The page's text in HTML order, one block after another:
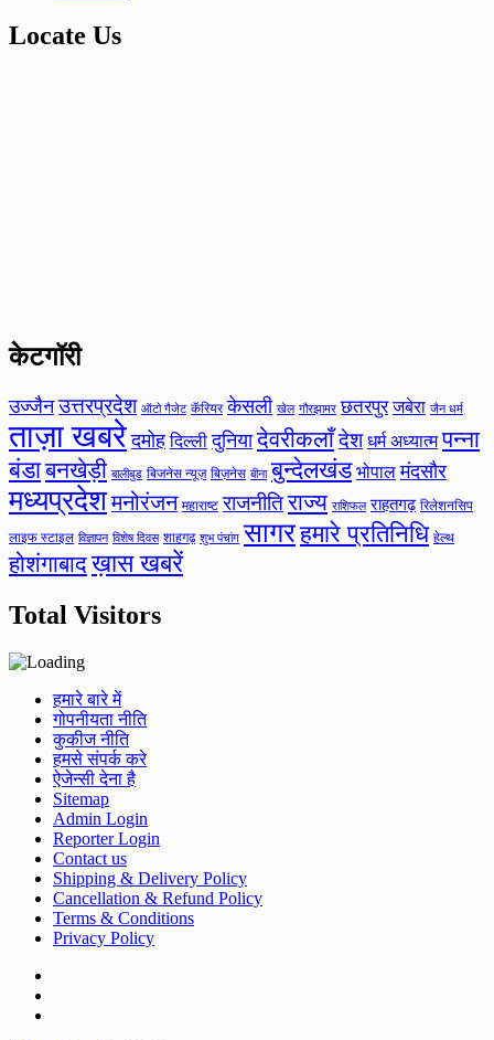
Locate Us
केटगॉरी
उज्जैन उत्तरप्रदेश ऑटो गैजेट कॅरियर केसली खेल गौरझामर छतरपुर जबेरा जैन धर्म
ताज़ा खबरे दमोह दिल्ली दुनिया देवरीकलाँदेश धर्म अध्यात्म पन्ना
बंडाबनखेड़ी बालीबुड बिजनेस न्यूज़ बिज़नेस बीना बुन्देलखंड भोपाल मंदसौर
मध्यप्रदेशमनोरंजन महाराष्ट राजनीतिराज्य राशिफल राहतगढ़ रिलेशनसिप
लाइफ स्टाइल विज्ञापन विशेष दिवस शाहगढ़ शुभ पंचांग सागरहमारे प्रतिनिधि हेल्थ
होशंगाबादख़ास खबरें
Total Visitors
हमारे बारे में
गोपनीयता नीति
कुकीज नीति
हमसे संपर्क करे
ऐजेन्सी देना है
Sitemap
Admin Login
Reporter Login
Contact us
Shipping & Delivery Policy
Cancellation & Refund Policy
Terms & Conditions
Privacy Policy